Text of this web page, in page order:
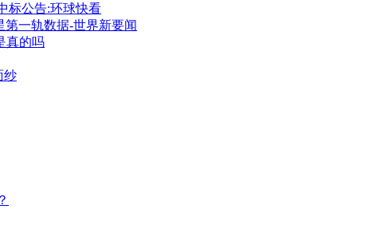
标公告:环球快看
一轨数据-世界新要闻
真的吗
纱